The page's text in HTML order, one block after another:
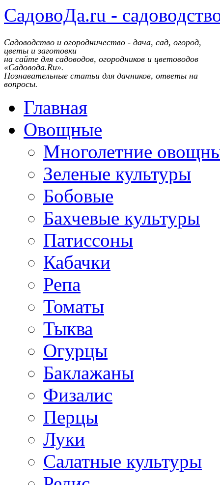
СадовоДа.ru -
Садоводство и огородничество - дача, сад, огород,
цветы и заготовки
на сайте для садоводов, огородников и цветоводов
«Садовода.Ru».
Познавательные статьи для дачников, ответы на
вопросы.
Главная
Овощные
Многолетние
Зеленые культуры
Бобовые
Бахчевые культуры
Патиссоны
Кабачки
Репа
Томаты
Тыква
Огурцы
Баклажаны
Физалис
Перцы
Луки
Салатные культуры